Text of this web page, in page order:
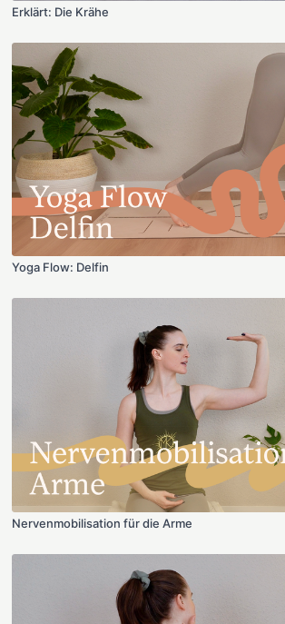
Erklärt: Die Krähe
Yoga Flow: Delfin
Nervenmobilisation für die Arme